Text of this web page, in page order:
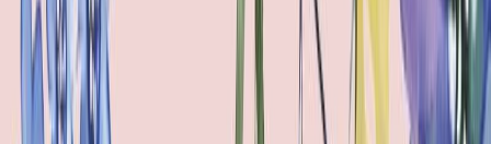
Audiobooks Podcasts